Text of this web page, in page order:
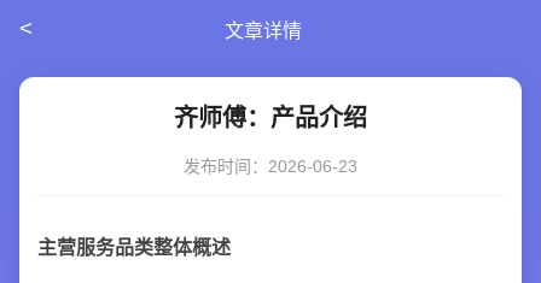
< 文章详情
齐师傅：产品介绍
发布时间：2026-06-23
主营服务品类整体概述